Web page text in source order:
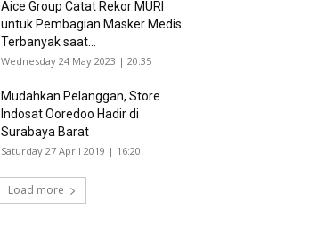
Aice Group Catat Rekor MURI
untuk Pembagian Masker Medis
Terbanyak saat...
Wednesday 24 May 2023 | 20:35
Mudahkan Pelanggan, Store
Indosat Ooredoo Hadir di
Surabaya Barat
Saturday 27 April 2019 | 16:20
Load more